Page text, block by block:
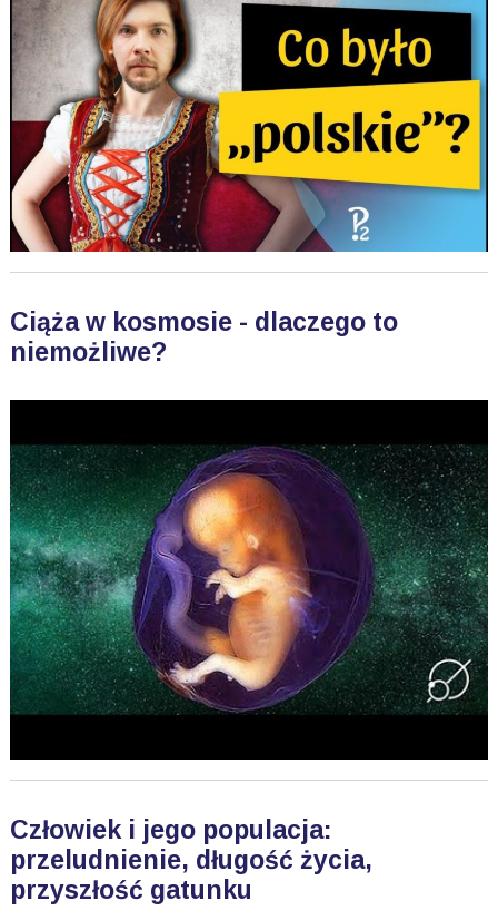
Ciąża w kosmosie - dlaczego to
niemożliwe?
Człowiek i jego populacja:
przeludnienie, długość życia,
przyszłość gatunku